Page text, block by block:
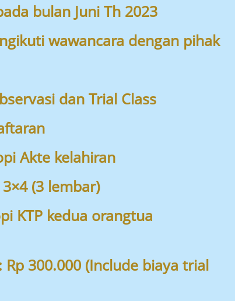
bulan Juni Th 2023
wawancara dengan pihak
dan Trial Class
Akte kelahiran
(3 lembar)
KTP kedua orangtua
300.000 (Include biaya trial